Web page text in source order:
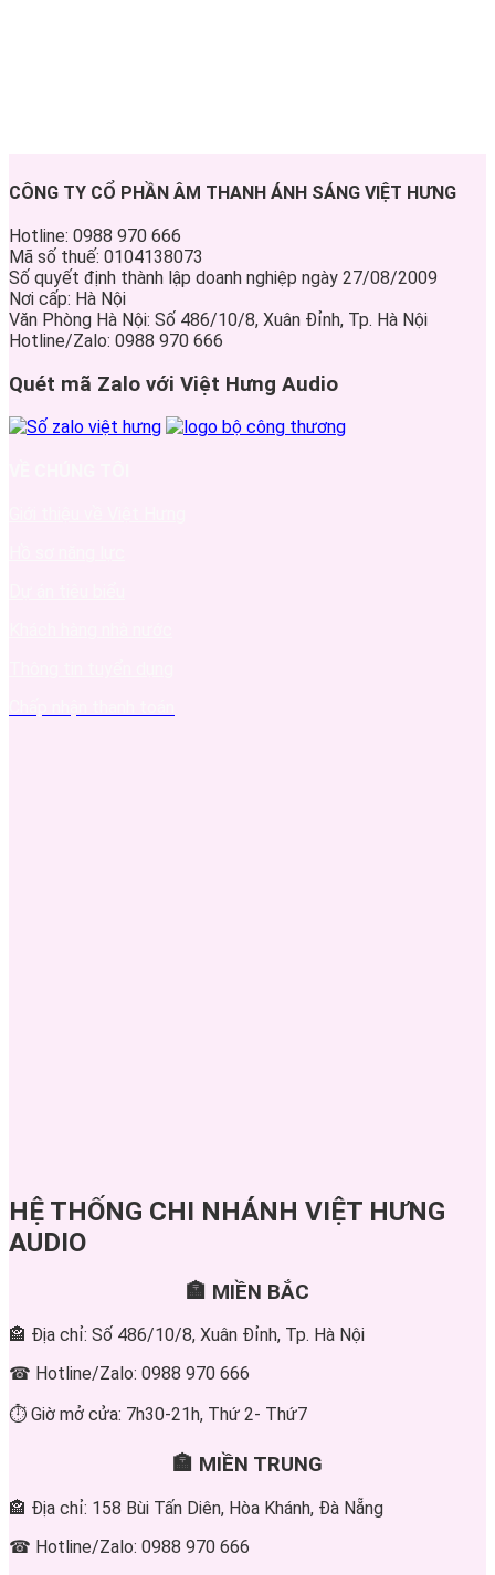
CÔNG TY CỔ PHẦN ÂM THANH ÁNH SÁNG VIỆT HƯNG
Hotline: 0988 970 666
Mã số thuế: 0104138073
Số quyết định thành lập doanh nghiệp ngày 27/08/2009
Nơi cấp: Hà Nội
Văn Phòng Hà Nội: Số 486/10/8, Xuân Đỉnh, Tp. Hà Nội
Hotline/Zalo: 0988 970 666
Quét mã Zalo với Việt Hưng Audio
HỆ THỐNG CHI NHÁNH VIỆT HƯNG
AUDIO
🏣 MIỀN BẮC
🏤 Địa chỉ: Số 486/10/8, Xuân Đỉnh, Tp. Hà Nội
☎ Hotline/Zalo: 0988 970 666
⏱ Giờ mở cửa: 7h30-21h, Thứ 2- Thứ7
🏣 MIỀN TRUNG
🏤 Địa chỉ: 158 Bùi Tấn Diên, Hòa Khánh, Đà Nẵng
☎ Hotline/Zalo: 0988 970 666